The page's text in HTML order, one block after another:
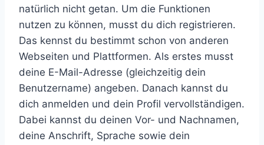
natürlich nicht getan. Um die Funktionen
nutzen zu können, musst du dich registrieren.
Das kennst du bestimmt schon von anderen
Webseiten und Plattformen. Als erstes musst
deine E-Mail-Adresse (gleichzeitig dein
Benutzername) angeben. Danach kannst du
dich anmelden und dein Profil vervollständigen.
Dabei kannst du deinen Vor- und Nachnamen,
deine Anschrift, Sprache sowie dein